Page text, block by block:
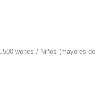
wones / Niños (mayores de